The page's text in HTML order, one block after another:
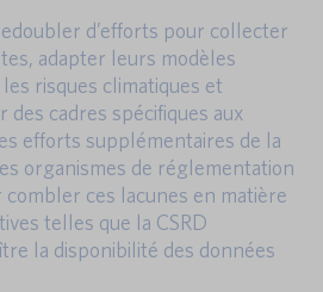
d’efforts pour collecter
adapter leurs modèles
risques climatiques et
des cadres spécifiques aux
efforts supplémentaires de la
organismes de réglementation
ces lacunes en matière
telles que la CSRD
la disponibilité des données